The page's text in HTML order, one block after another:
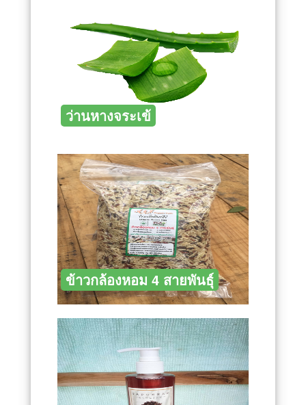
ว่านหางจระเข้
ข้าวกล้องหอม 4 สายพันธุ์